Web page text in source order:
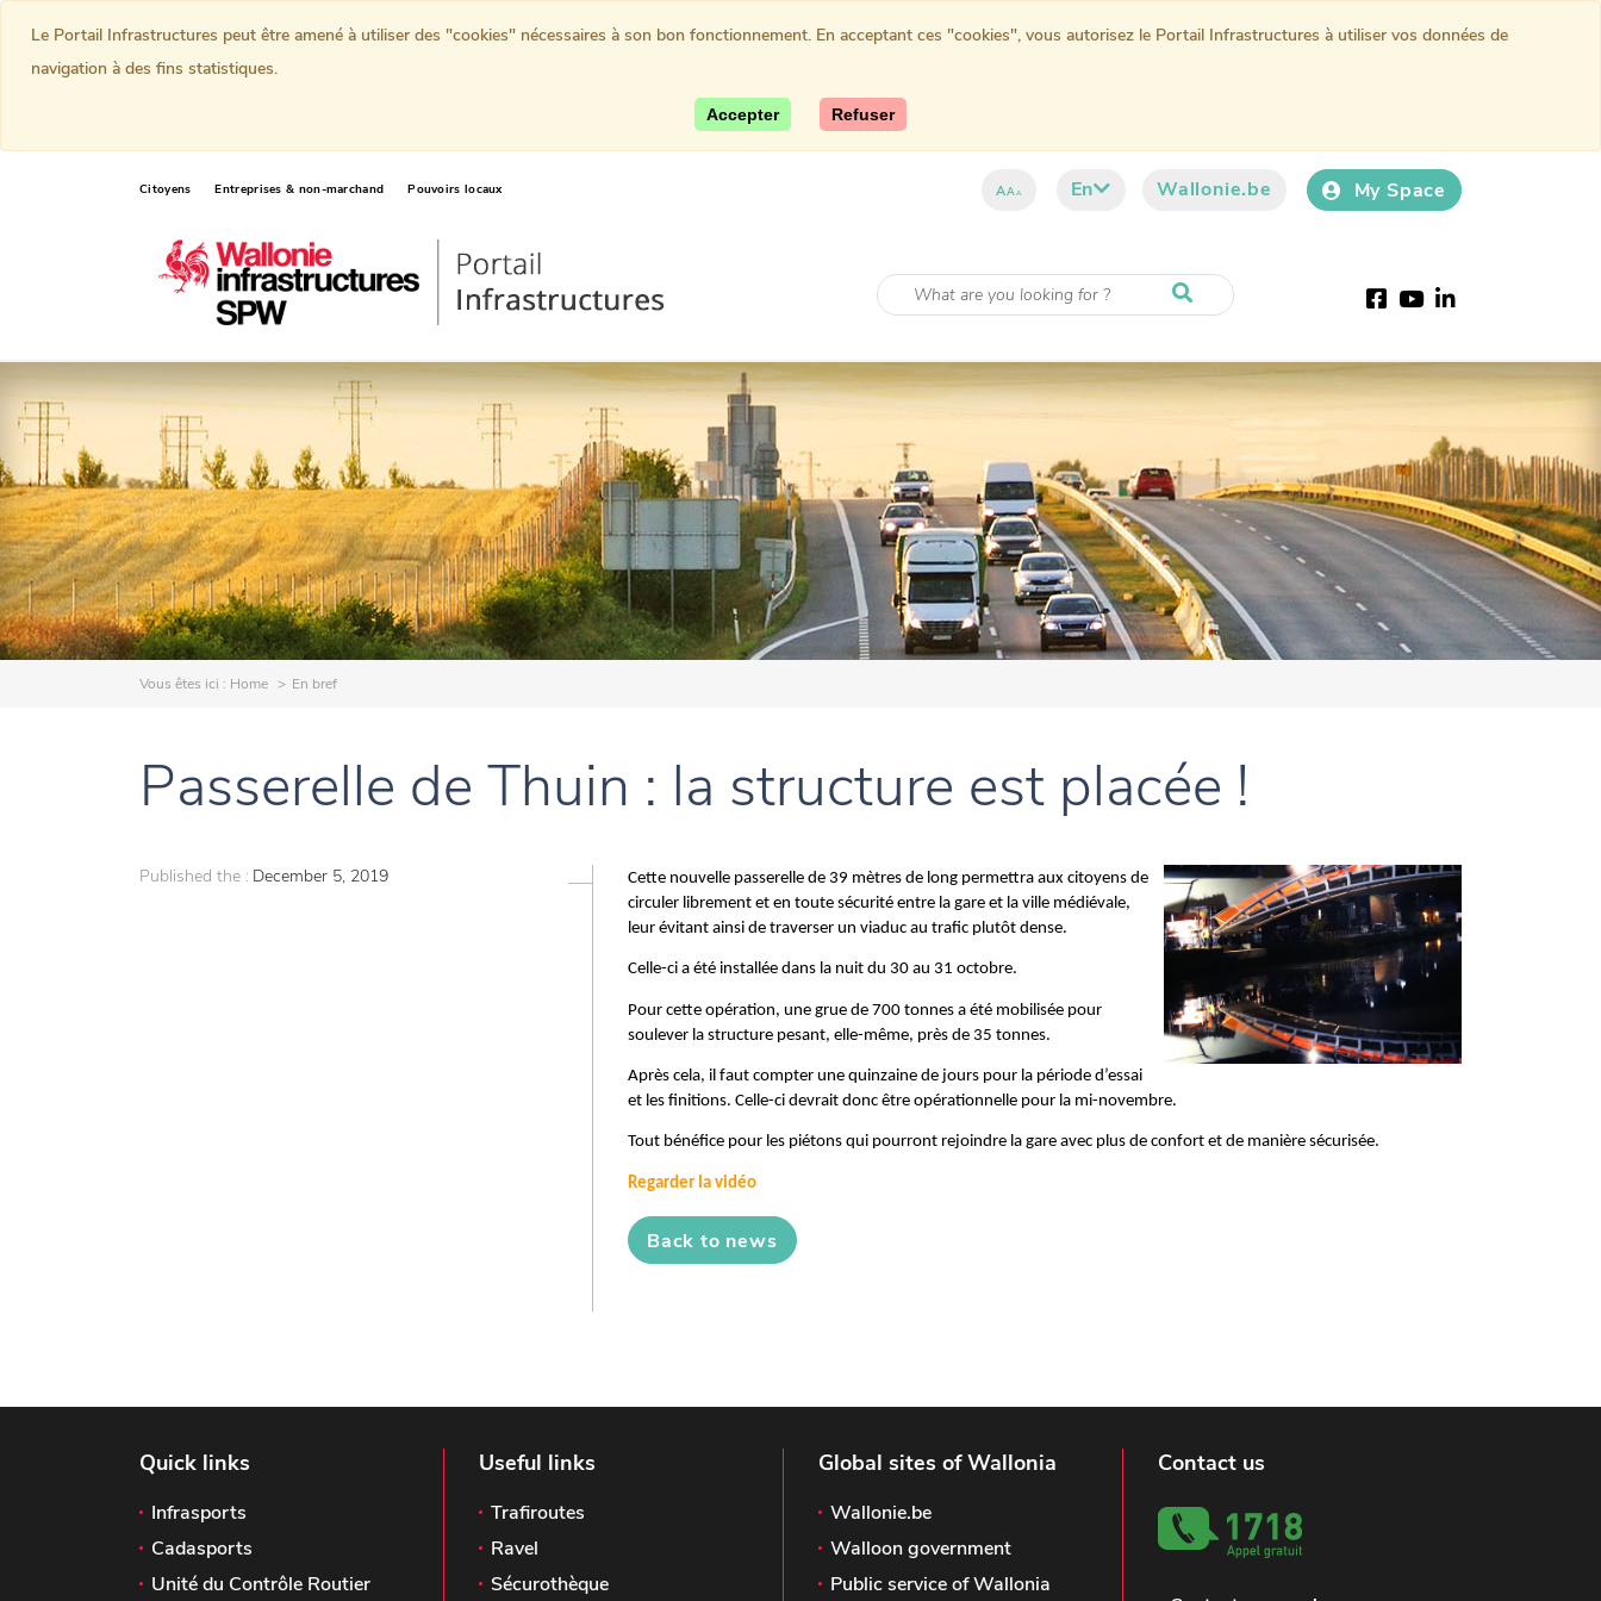
Citoyens Entreprises & non-marchand Pouvoirs locaux AAA En Wallonie.be My Space
Facebook
YoutubeLinkedIn
Vous êtes ici : Home En bref
Passerelle de Thuin : la structure est placée !
Published the : December 5, 2019
Cette nouvelle passerelle de 39 mètres de long permettra aux citoyens de
circuler librement et en toute sécurité entre la gare et la ville médiévale,
leur évitant ainsi de traverser un viaduc au trafic plutôt dense.
Celle-ci a été installée dans la nuit du 30 au 31 octobre.
Pour cette opération, une grue de 700 tonnes a été mobilisée pour
soulever la structure pesant, elle-même, près de 35 tonnes.
Après cela, il faut compter une quinzaine de jours pour la période d’essai
et les finitions. Celle-ci devrait donc être opérationnelle pour la mi-novembre.
Tout bénéfice pour les piétons qui pourront rejoindre la gare avec plus de confort et de manière sécurisée.
Regarder la vidéo
Back to news
Quick links
Infrasports
Cadasports
Unité du Contrôle Routier
Useful links
Trafiroutes
Ravel
Sécurothèque
Global sites of Wallonia
Wallonie.be
Walloon government
Public service of Wallonia
Contact us
Le Portail Infrastructures peut être amené à utiliser des "cookies" nécessaires à son bon fonctionnement. En acceptant ces "cookies", vous autorisez le Portail Infrastructures à utiliser vos données de
navigation à des fins statistiques.
Accepter Refuser